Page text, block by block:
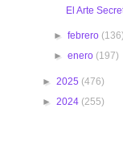
El Arte
►febrero (136)
►enero (197)
► 2025 (476)
► 2024 (255)